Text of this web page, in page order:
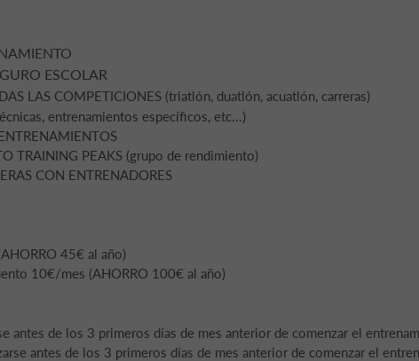
ESCOLAR
LAS COMPETICIONES (triatlón, duatlón, acuatlón, carreras)
entrenamientos específicos, etc...)
TRAINING PEAKS (grupo de rendimiento)
CON ENTRENADORES
45€ al año)
10€/mes (AHORRO 100€ al año)
antes de los 3 primeros días de mes anterior de comenzar el
antes de los 3 primeros días de mes anterior de comenzar el